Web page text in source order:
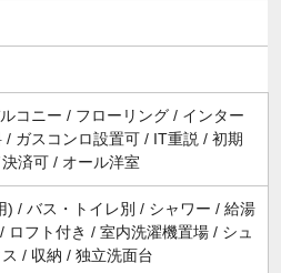
コニー / フローリング / インター
/ ガスコンロ設置可 / IT重説 / 初期
済可 / オール洋室
) / バス・トイレ別 / シャワー / 給湯
ロフト付き / 室内洗濯機置場 / シュ
/ 収納 / 独立洗面台